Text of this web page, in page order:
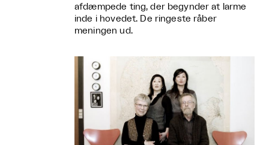
afdæmpede ting, der begynder at larme
inde i hovedet. De ringeste råber
meningen ud.